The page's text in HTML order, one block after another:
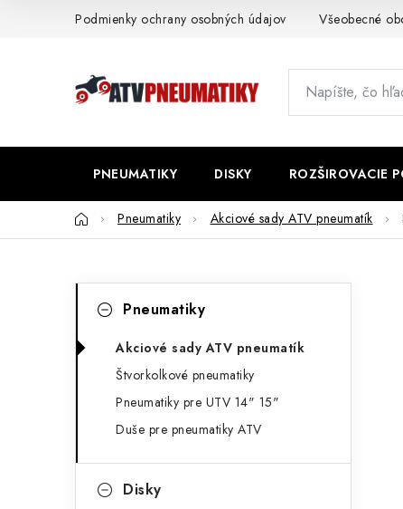
Podmienky ochrany osobných údajov Všeobecné
PNEUMATIKY DISKY ROZŠIROVACIE
DomovPneumatiky Akciové sady ATV pneumatík
o
č
p
kategórie
t
Pneumatiky
Akciové sady ATV pneumatík
Štvorkolkové pneumatiky
Pneumatiky pre UTV 14" 15"
Duše pre pneumatiky ATV
Disky